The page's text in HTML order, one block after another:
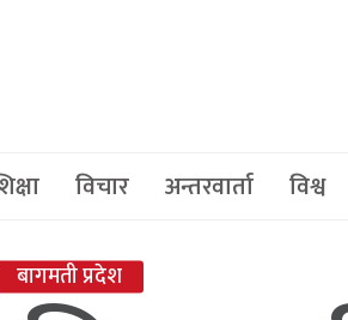
विचार अन्तरवार्ता विश्व
बागमती प्रदेश